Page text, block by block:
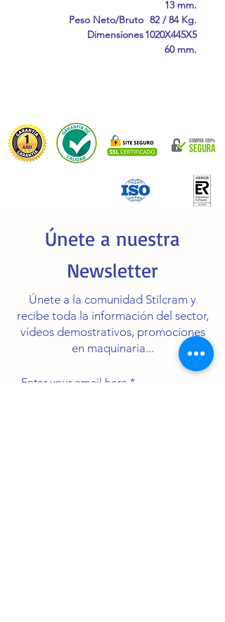
13 mm.
Peso Neto/Bruto 82 / 84 Kg.
Dimensiones1020X445X5
60 mm.
Únete a nuestra
Newsletter
Únete a la comunidad Stilcram y
recibe toda la información del sector,
vídeos demostrativos, promociones
en maquinaria...
Enter your email here